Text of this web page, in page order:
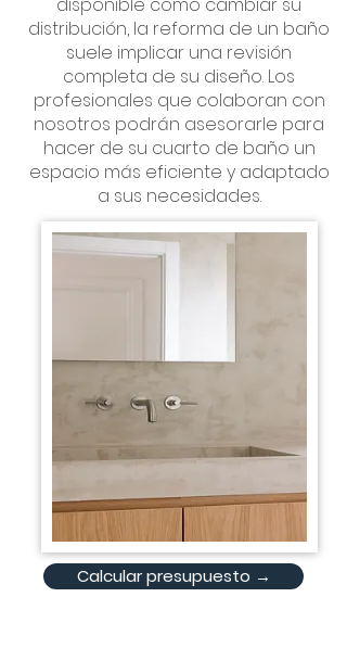
distribución, la reforma de un baño
suele implicar una revisión
completa de su diseño. Los
profesionales que colaboran con
nosotros podrán asesorarle para
hacer de su cuarto de baño un
espacio más eficiente y adaptado
a sus necesidades.
Calcular presupuesto →